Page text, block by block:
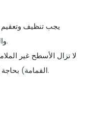
والسكاكين وطاولات التحضير وآلات التقطيع).
القمامة) بحاجة إلى التنظيف لمنع الآفات والتلوث المتبادل.